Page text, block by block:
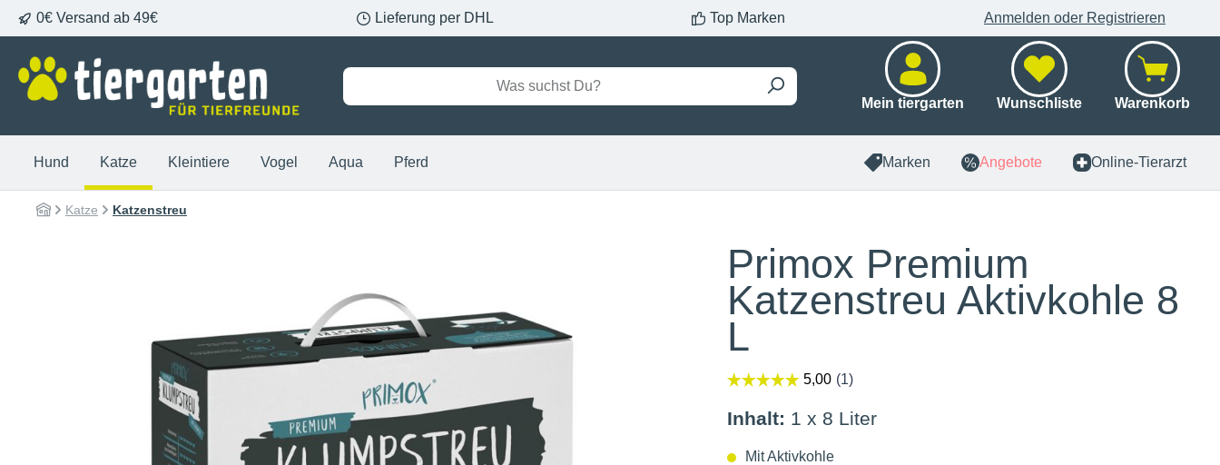
Zur Hauptnavigation springen
0€ Versand ab 49€ Lieferung per DHL Top Marken Anmelden oder Registrieren
Mein tiergarten Wunschliste Warenkorb
Hund Katze Kleintiere Vogel Aqua Pferd Marken Angebote Online-Tierarzt
Katze Katzenstreu
Primox Premium
Katzenstreu Aktivkohle 8
L
Inhalt: 1 x 8 Liter
Mit Aktivkohle